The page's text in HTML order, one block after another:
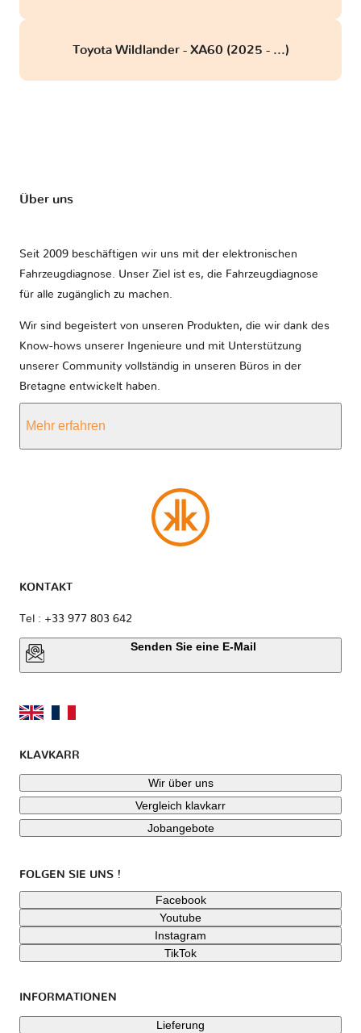
Toyota Wildlander - XA60 (2025 - ...)
Über uns
Seit 2009 beschäftigen wir uns mit der elektronischen
Fahrzeugdiagnose. Unser Ziel ist es, die Fahrzeugdiagnose
für alle zugänglich zu machen.
Wir sind begeistert von unseren Produkten, die wir dank des
Know-hows unserer Ingenieure und mit Unterstützung
unserer Community vollständig in unseren Büros in der
Bretagne entwickelt haben.
Mehr erfahren
KONTAKT
Tel : +33 977 803 642
Senden Sie eine E-Mail
KLAVKARR
Wir über uns
Vergleich klavkarr
Jobangebote
FOLGEN SIE UNS !
Facebook
Youtube
Instagram
TikTok
INFORMATIONEN
Lieferung